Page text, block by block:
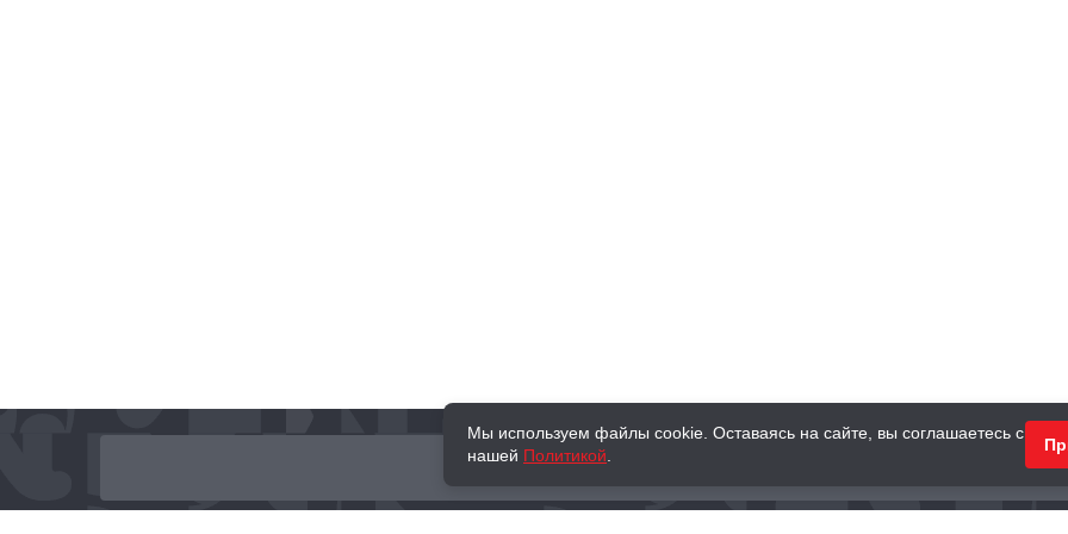
КНИГИ ПОДАРКИ
Мы используем файлы cookie. Оставаясь на сайте, вы соглашаетесь с
нашей Политикой